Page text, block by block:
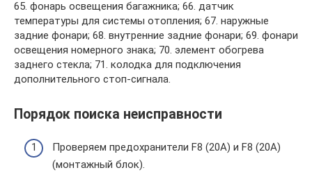
65. фонарь освещения багажника; 66. датчик
температуры для системы отопления; 67. наружные
задние фонари; 68. внутренние задние фонари; 69. фонари
освещения номерного знака; 70. элемент обогрева
заднего стекла; 71. колодка для подключения
дополнительного стоп-сигнала.
Порядок поиска неисправности
Проверяем предохранители F8 (20А) и F8 (20А)
(монтажный блок).